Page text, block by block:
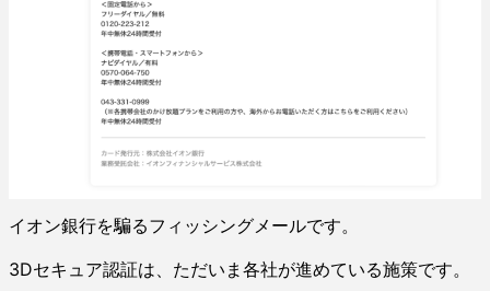
イオン銀行を騙るフィッシングメールです。
3Dセキュア認証は、ただいま各社が進めている施策です。